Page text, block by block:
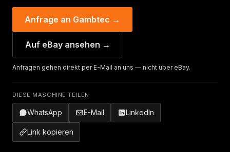
Anfrage an Gambtec →
Auf eBay ansehen →
Anfragen gehen direkt per E-Mail an uns — nicht über eBay.
DIESE MASCHINE TEILEN
WhatsApp E-Mail LinkedIn
Link kopieren